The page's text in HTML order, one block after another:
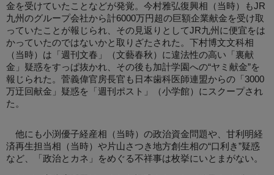
金を受けていたことなどが発覚。今村雅弘復興相（当時）もJR
九州のグループ会社から計6000万円超の巨額企業献金を受け取
っていたことが報じられ、その見返りとしてJR九州に便宜をは
かっていたのではないかと取りざたされた。下村博文文科相
（当時）は「週刊文春」（文藝春秋）に違法性の高い「裏献
金」疑惑をすっぱ抜かれ、その後も加計学園への“ヤミ献金”を
報じられた。菅義偉官房長官も日本歯科医師連盟からの「3000
万迂回献金」疑惑を「週刊ポスト」（小学館）にスクープされ
た。
他にも小渕優子経産相（当時）の政治資金問題や、甘利明経
済再生担当相（当時）や片山さつき地方創生相の“口利き”疑惑
など、「政治とカネ」をめぐる不祥事は枚挙にいとまがない。